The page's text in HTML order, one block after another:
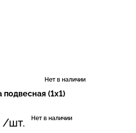
Нет в наличии
(1х1)
/шт. Нет в наличии